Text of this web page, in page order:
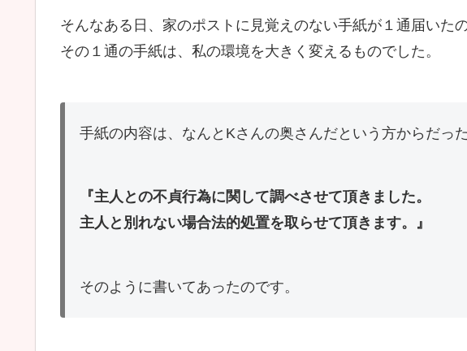
そんなある日、家のポストに見覚えのない手紙が１通届いたの
その１通の手紙は、私の環境を大きく変えるものでした。
手紙の内容は、なんとKさんの奥さんだという方からだった
『主人との不貞行為に関して調べさせて頂きました。
主人と別れない場合法的処置を取らせて頂きます。』
そのように書いてあったのです。